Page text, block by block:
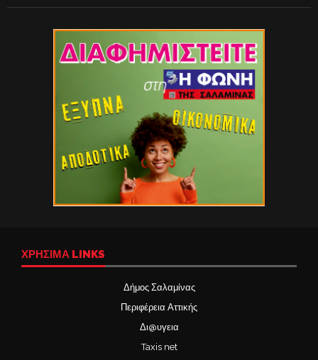
ΧΡΉΣΙΜΑ LINKS
Δήμος Σαλαμίνας
Περιφέρεια Αττικής
Δι@υγεια
Taxis net